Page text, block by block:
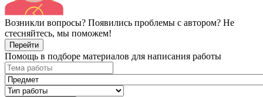
Возникли вопросы? Появились проблемы с автором? Не
стесняйтесь, мы поможем!
Перейти
Помощь в подборе материалов для написания работы